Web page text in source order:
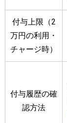
付与上限（2
万円の利用・
チャージ時）
付与履歴の確
認方法